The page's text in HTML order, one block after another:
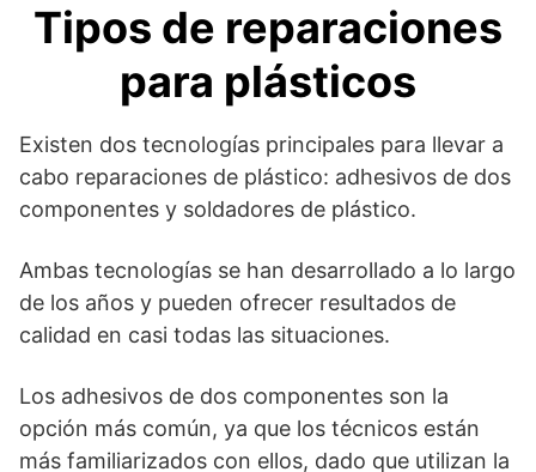
Tipos de reparaciones
para plásticos
Existen dos tecnologías principales para llevar a
cabo reparaciones de plástico: adhesivos de dos
componentes y soldadores de plástico.
Ambas tecnologías se han desarrollado a lo largo
de los años y pueden ofrecer resultados de
calidad en casi todas las situaciones.
Los adhesivos de dos componentes son la
opción más común, ya que los técnicos están
más familiarizados con ellos, dado que utilizan la